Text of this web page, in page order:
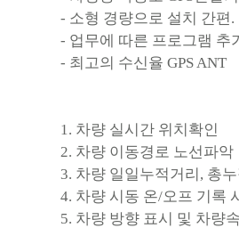
- 소형 경량으로 설치 간편.
- 업무에 따른 프로그램 추
- 최고의 수신율 GPS ANT
1. 차량 실시간 위치확인
2. 차량 이동경로 노선파악
3. 차량 일일누적거리, 총
4. 차량 시동 온/오프 기록
5. 차량 방향 표시 및 차량